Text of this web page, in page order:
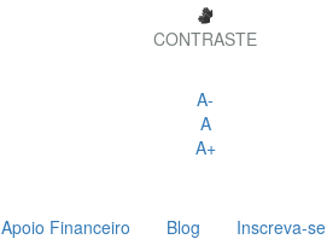
CONTRASTE
A-
A
A+
Apoio Financeiro Blog Inscreva-se